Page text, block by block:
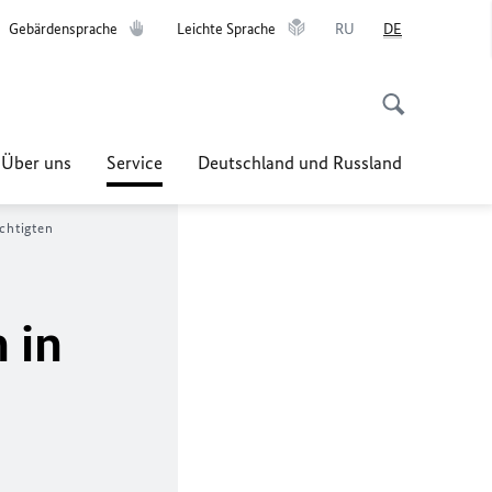
Gebärdensprache Leichte Sprache RU DE
Über uns Service Deutschland und Russland
in